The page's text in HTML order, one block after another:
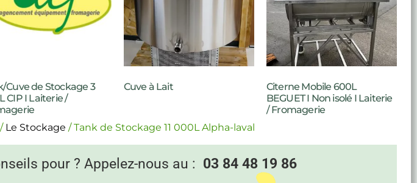
Cuve de Stockage 3
CIP I Laiterie /
Cuve à Lait
Citerne Mobile 600L
BEGUET I Non isolé I Laiterie
/ Fromagerie
/ Le Stockage / Tank de Stockage 11 000L Alpha-laval
pour ? Appelez-nous au : 03 84 48 19 86